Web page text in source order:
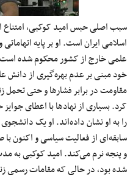
سبب اصلی حبس امید کوکبی، امتناع
اسلامی ایران است. او بر پایه
علمی خارج از کشور محکوم شده
خود مبنی بر عدم بهره‌گیری از دانش
مقاومت در برابر فشارها و حتی تحمل
کرد. بسیاری از نهادها با اعطای
را به او نشان داده‌اند. او یک
سابقه‌ای از فعالیت سیاسی و اکنون
و پنجه نرم می‌کند. امید کوکبی به
شده بود، در حالی که مقامات رسمی